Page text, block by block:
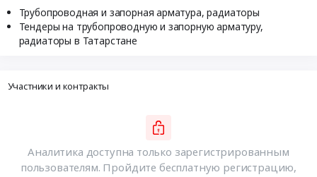
Трубопроводная и запорная арматура, радиаторы
Тендеры на трубопроводную и запорную арматуру,
радиаторы в Татарстане
Участники и контракты
Аналитика доступна только зарегистрированным
пользователям. Пройдите бесплатную регистрацию,